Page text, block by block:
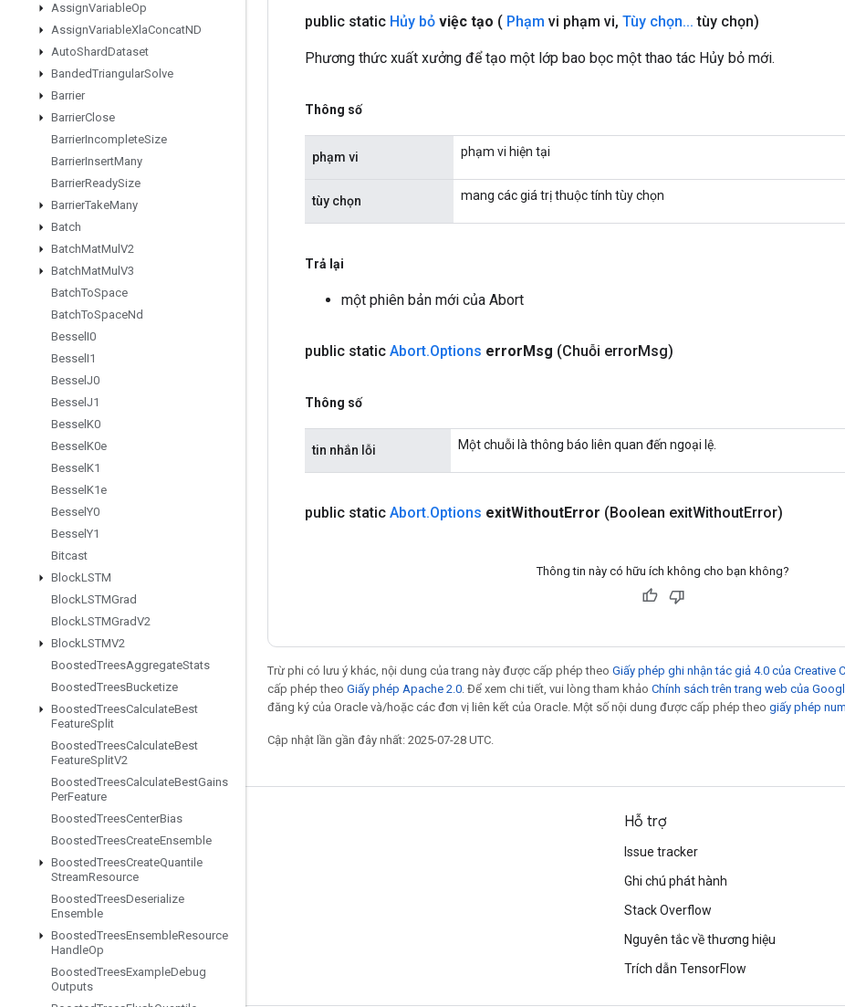
AssignVariableOp
AssignVariableXlaConcatND
AutoShardDataset
BandedTriangularSolve
Barrier
BarrierClose
BarrierIncompleteSize
BarrierInsertMany
BarrierReadySize
BarrierTakeMany
Batch
BatchMatMul V2
BatchMatMul V3
BatchToSpace
BatchToSpaceNd
Bessel I0
Bessel I1
Bessel J0
Bessel J1
Bessel K0
Bessel K0e
Bessel K1
Bessel K1e
Bessel Y0
Bessel Y1
Bitcast
BlockLSTM
BlockLSTMGrad
BlockLSTMGradV2
BlockLSTMV2
BoostedTreesAggregateStats
BoostedTreesBucketize
BoostedTreesCalculateBest
FeatureSplit
BoostedTreesCalculateBest
FeatureSplitV2
BoostedTreesCalculateBestGains
PerFeature
BoostedTreesCenterBias
BoostedTreesCreateEnsemble
BoostedTreesCreateQuantile
StreamResource
BoostedTreesDeserialize
Ensemble
BoostedTreesEnsembleResource
HandleOp
BoostedTreesExampleDebug
Outputs
public static Hủy bỏ việc tạo ( Phạm vi phạm vi, Tùy chọn... tùy chọn)
Phương thức xuất xưởng để tạo một lớp bao bọc một thao tác Hủy bỏ mới.
Thông số
phạm vi phạm vi hiện tại
tùy chọn mang các giá trị thuộc tính tùy chọn
Trả lại
một phiên bản mới của Abort
public static Abort.Options errorMsg (Chuỗi errorMsg)
Thông số
tin nhắn lỗi Một chuỗi là thông báo liên quan đến ngoại lệ.
public static Abort.Options exitWithoutError (Boolean exitWithoutError)
Thông tin này có hữu ích không cho bạn không?
Trừ phi có lưu ý khác, nội dung của trang này được cấp phép theo Giấy phép ghi nhận tác giả 4.0 của Creative
cấp phép theo Giấy phép Apache 2.0 . Để xem chi tiết, vui lòng tham khảo Chính sách trên trang web của
đăng ký của Oracle và/hoặc các đơn vị liên kết của Oracle. Một số nội dung được cấp phép theo giấy phép
Cập nhật lần gần đây nhất: 2025-07-28 UTC.
Giữ liên lạc
Diễn đàn
GitHub
Twitter
YouTube
Hỗ trợ
Issue tracker
Ghi chú phát hành
Stack Overflow
Nguyên tắc về thương hiệu
Trích dẫn TensorFlow